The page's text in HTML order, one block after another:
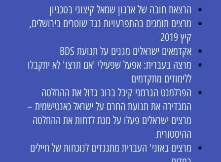
הרצאת חובה של ארגון שמאל קיצוני בטכניון
מרצים תומכים בהתפרעויות נגד שוטרים בירושלים,
קיץ 2019
אקדמאים ישראלים מגנים על תנועת BDS
מרצה בעברית: אפעל שפעילי 'אם תרצו' לא יתקבלו
ללימודים מתקדמים
הפרלמנט הגרמני קיבל ברוב גדול את ההחלטה
המגדירה את תנועת החרם על ישראל כאנטישמית –
מרצים ישראלים פעלו על מנת לדחות את ההחלטה
ההיסטורית
מרצים באוני' העברית מתנגדים לנוכחות של חיילים